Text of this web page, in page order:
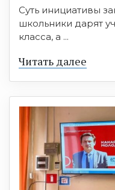
Суть инициативы
школьники дарят
класса, а ...
Читать далее